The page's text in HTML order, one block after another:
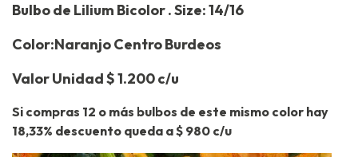
Bulbo de Lilium Bicolor . Size: 14/16
Color:Naranjo Centro Burdeos
Valor Unidad $ 1.200 c/u
Si compras 12 o más bulbos de este mismo color hay
18,33% descuento queda a $ 980 c/u